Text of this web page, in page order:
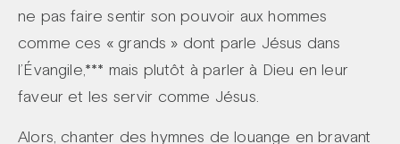
ne pas faire sentir son pouvoir aux hommes
comme ces « grands » dont parle Jésus dans
l’Évangile,*** mais plutôt à parler à Dieu en leur
faveur et les servir comme Jésus.
Alors, chanter des hymnes de louange en bravant